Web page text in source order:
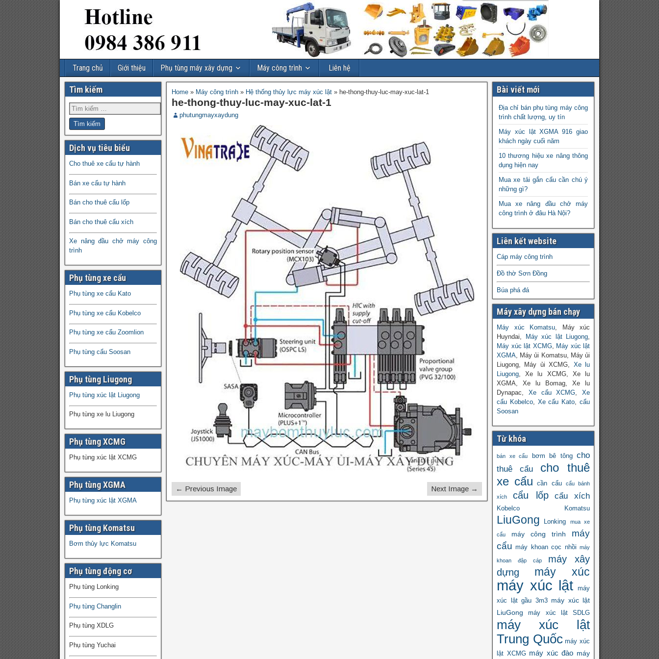
Trang chủ Giới thiệu Phụ tùng máy xây dựng Máy công trình Liên hệ
Home » Máy công trình » Hệ thống thủy lực máy xúc lật » he-thong-thuy-luc-may-xuc-lat-1
he-thong-thuy-luc-may-xuc-lat-1
phutungmayxaydung
← Previous Image Next Image →
Tìm kiếm
Dịch vụ tiêu biểu
Cho thuê xe cẩu tự hành
Bán xe cẩu tự hành
Bán cho thuê cẩu lốp
Bán cho thuê cẩu xích
Xe nâng đầu chở máy công
trình
Phụ tùng xe cẩu
Phụ tùng xe cẩu Kato
Phụ tùng xe cẩu Kobelco
Phụ tùng xe cẩu Zoomlion
Phụ tùng cẩu Soosan
Phụ tùng Liugong
Phụ tùng xúc lật Liugong
Phụ tùng xe lu Liugong
Phụ tùng XCMG
Phụ tùng xúc lật XCMG
Phụ tùng XGMA
Phụ tùng xúc lật XGMA
Phụ tùng Komatsu
Bơm thủy lực Komatsu
Phụ tùng động cơ
Phụ tùng Lonking
Phụ tùng Changlin
Phụ tùng XDLG
Phụ tùng Yuchai
Bài viết mới
Địa chỉ bán phụ tùng máy công
trình chất lượng, uy tín
Máy xúc lật XGMA 916 giao
khách ngày cuối năm
10 thương hiệu xe nâng thông
dụng hiện nay
Mua xe tải gắn cẩu cần chú ý
những gì?
Mua xe nâng đầu chở máy
công trình ở đâu Hà Nội?
Liên kết website
Cáp máy công trình
Đồ thờ Sơn Đồng
Búa phá đá
Máy xây dựng bán chạy
Máy xúc Komatsu, Máy xúc
Huyndai,
Máy xúc lật Liugong,
Máy xúc lật XCMG, Máy xúc lật
XGMA, Máy ủi Komatsu, Máy ủi
Liugong, Máy ủi XCMG, Xe lu
Liugong, Xe lu XCMG, Xe lu
XGMA, Xe lu Bomag, Xe lu
Dynapac, Xe cẩu XCMG, Xe
cẩu Kobelco, Xe cẩu Kato,cẩu
Soosan
Từ khóa
bán xe cẩu bơm bê tông
cho
thuê cẩu
cho thuê
xe cẩu
cần cẩu cẩu bánh
xích cẩu lốp cẩu xích
Kobelco Komatsu
LiuGong Lonking mua xe
cẩu máy công trình
máy
cẩu máy khoan cọc nhồi máy
khoan đập cáp
máy xây
dựng
máy xúc
máy xúc lật
máy
xúc lật gầu 3m3
máy xúc lật
LiuGong
máy xúc lật SDLG
máy xúc lật
Trung Quốc máy xúc
lật XCMG máy xúc đào máy